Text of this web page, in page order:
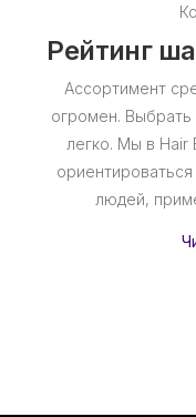
Рейтинг
Ассортимент
огромен.
легко. Мы в
людей,